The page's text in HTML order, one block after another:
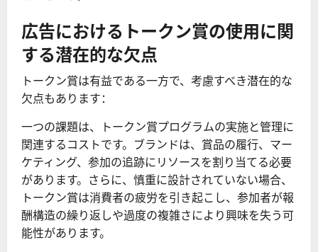
広告におけるトークン賞の使用に関
する潜在的な欠点
トークン賞は有益である一方で、考慮すべき潜在的な
欠点もあります：
一つの課題は、トークン賞プログラムの実施と管理に
関連するコストです。ブランドは、賞品の履行、マー
ケティング、参加の追跡にリソースを割り当てる必要
があります。さらに、慎重に設計されていない場合、
トークン賞は消費者の疲労を引き起こし、参加者が報
酬構造の繰り返しや過度の複雑さにより興味を失う可
能性があります。